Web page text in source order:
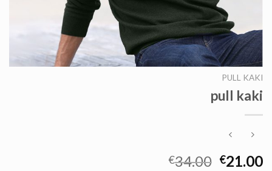
PULL KAKI
pull kaki
€34.00 €21.00